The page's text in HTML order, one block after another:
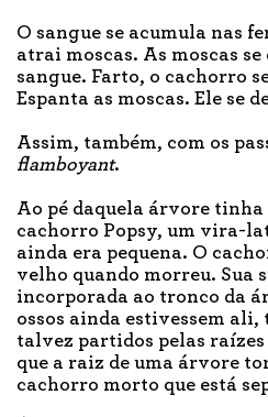
O sangue se acumula nas
atrai moscas. As moscas
sangue. Farto, o cachorro
Espanta as moscas. Ele se
Assim, também, com os
flamboyant.
Ao pé daquela árvore
cachorro Popsy, um vira-
ainda era pequena. O
velho quando morreu. Sua
incorporada ao tronco da
ossos ainda estivessem
talvez partidos pelas
que a raiz de uma árvore
cachorro morto que está